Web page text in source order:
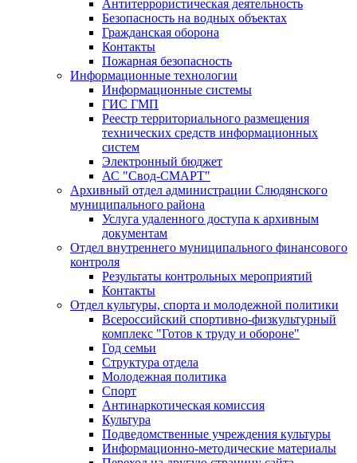
Антитеррористическая деятельность
Безопасность на водных объектах
Гражданская оборона
Контакты
Пожарная безопасность
Информационные технологии
Информационные системы
ГИС ГМП
Реестр территориального размещения
технических средств информационных
систем
Электронный бюджет
АС "Свод-СМАРТ"
Архивный отдел администрации Слюдянского
муниципального района
Услуга удаленного доступа к архивным
документам
Отдел внутреннего муниципального финансового
контроля
Результаты контрольных мероприятий
Контакты
Отдел культуры, спорта и молодежной политики
Всероссийский спортивно-физкультурный
комплекс "Готов к труду и обороне"
Год семьи
Структура отдела
Молодежная политика
Спорт
Антинаркотическая комиссия
Культура
Подведомственные учреждения культуры
Информационно-методические материалы